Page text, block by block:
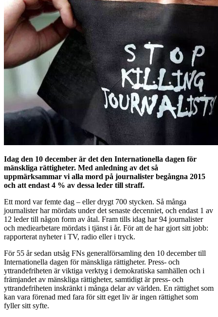
Idag den 10 december är det den Internationella dagen för
mänskliga rättigheter. Med anledning av det så
uppmärksammar vi alla mord på journalister begångna 2015
och att endast 4 % av dessa leder till straff.
Ett mord var femte dag – eller drygt 700 stycken. Så många
journalister har mördats under det senaste decenniet, och endast 1 av
12 leder till någon form av åtal. Fram tills idag har 94 journalister
och mediearbetare mördats i tjänst i år. För att de har gjort sitt jobb:
rapporterat nyheter i TV, radio eller i tryck.
För 55 år sedan utsåg FNs generalförsamling den 10 december till
Internationella dagen för mänskliga rättigheter. Press- och
yttrandefriheten är viktiga verktyg i demokratiska samhällen och i
främjandet av mänskliga rättigheter, samtidigt är press- och
yttrandefriheten inskränkt i många delar av världen. En rättighet som
kan vara förenad med fara för sitt eget liv är ingen rättighet som
fyller sitt syfte.